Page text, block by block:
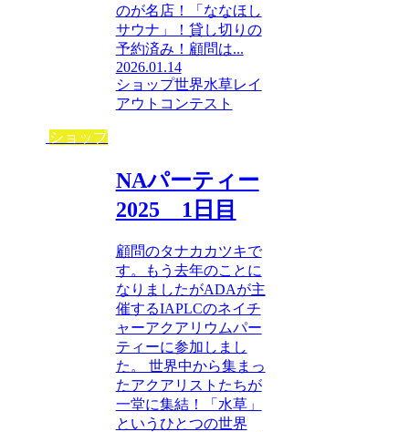
のが名店！「ななほし
サウナ」！貸し切りの
予約済み！顧問は...
2026.01.14
ショップ世界水草レイ
アウトコンテスト
ショップ
NAパーティー
2025 1日目
顧問のタナカカツキで
す。もう去年のことに
なりましたがADAが主
催するIAPLCのネイチ
ャーアクアリウムパー
ティーに参加しまし
た。 世界中から集まっ
たアクアリストたちが
一堂に集結！「水草」
というひとつの世界